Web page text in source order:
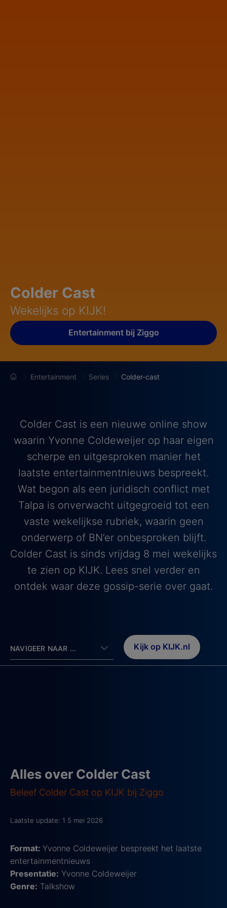
Colder Cast
Wekelijks op KIJK!
Entertainment bij Ziggo
Entertainment Series Colder-cast
Colder Cast is een nieuwe online show
waarin Yvonne Coldeweijer op haar eigen
scherpe en uitgesproken manier het
laatste entertainmentnieuws bespreekt.
Wat begon als een juridisch conflict met
Talpa is onverwacht uitgegroeid tot een
vaste wekelijkse rubriek, waarin geen
onderwerp of BN’er onbesproken blijft.
Colder Cast is sinds vrijdag 8 mei wekelijks
te zien op KIJK. Lees snel verder en
ontdek waar deze gossip-serie over gaat.
NAVIGEER NAAR ... Kijk op KIJK.nl
Alles over Colder Cast
Beleef Colder Cast op KIJK bij Ziggo
Laatste update: 1 5 mei 2026
Format: Yvonne Coldeweijer bespreekt het laatste
entertainmentnieuws
Presentatie: Yvonne Coldeweijer
Genre: Talkshow